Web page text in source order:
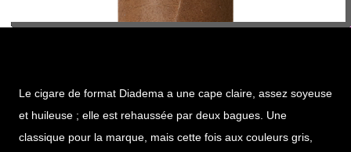
Le cigare de format Diadema a une cape claire, assez soyeuse
et huileuse ; elle est rehaussée par deux bagues. Une
classique pour la marque, mais cette fois aux couleurs gris,